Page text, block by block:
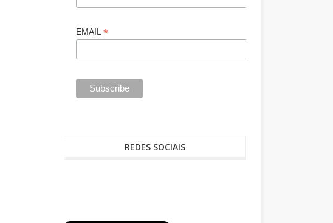
EMAIL *
REDES SOCIAIS